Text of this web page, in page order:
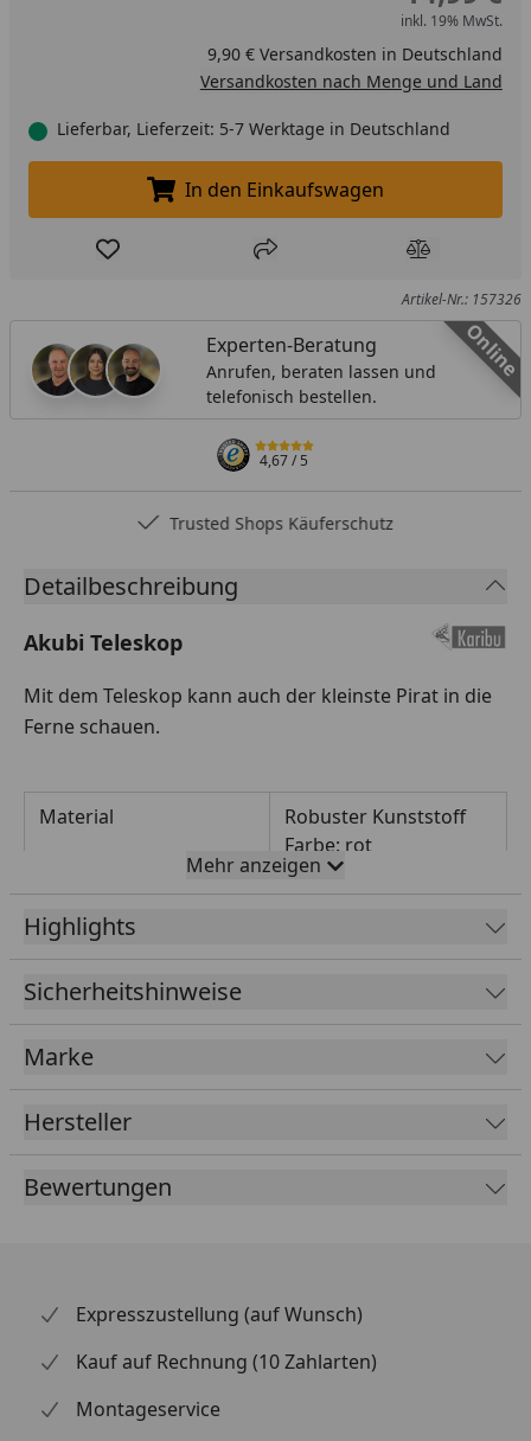
inkl. 19% MwSt.
9,90 € Versandkosten in Deutschland
Versandkosten nach Menge und Land
Lieferbar, Lieferzeit: 5-7 Werktage in Deutschland
In den Einkaufswagen legen
In den Einkaufswagen
Produkt zur Wunschliste hinzufügen
Teilen Produkt
Artikel-Nr.: 157326
Online
Experten-Beratung
Anrufen, beraten lassen und
telefonisch bestellen.
4,67/ 5
Trusted Shops Käuferschutz
Detailbeschreibung
Akubi Teleskop
Mit dem Teleskop kann auch der kleinste Pirat in die
Ferne schauen.
Material
Robuster Kunststoff
Farbe: rot
Lieferumfang
Halterung
Länge
Durchmesser
Mindestalter (Kinder)
3 Jahre
Mehr anzeigen
Highlights
Sicherheitshinweise
Marke
Hersteller
Bewertungen
Expresszustellung (auf Wunsch)
Kauf auf Rechnung (10 Zahlarten)
Montageservice